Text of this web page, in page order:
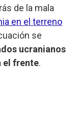
de la mala
en el terreno
se
ucranianos
el frente.